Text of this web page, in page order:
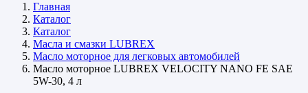
Главная
Каталог
Каталог
Масла и смазки LUBREX
Масло моторное для легковых автомобилей
Масло моторное LUBREX VELOCITY NANO FE SAE
5W-30, 4 л